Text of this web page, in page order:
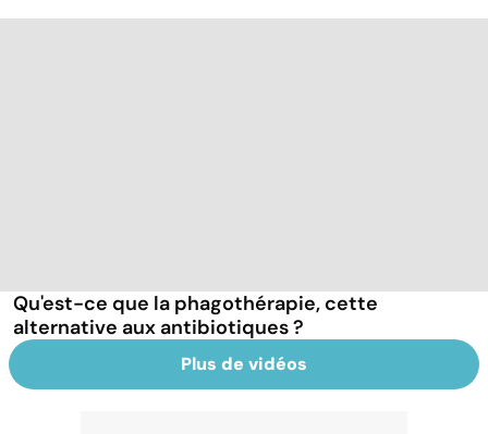
Qu'est-ce que la phagothérapie, cette
alternative aux antibiotiques ?
Plus de vidéos